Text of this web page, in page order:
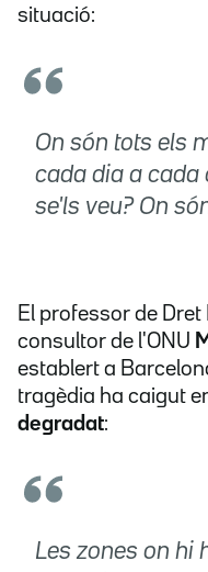
situació:
On són tots els
cada dia a cada
se'ls veu? On
El professor de Dret
consultor de l'ONU
establert a
tragèdia ha caigut
degradat:
Les zones on hi